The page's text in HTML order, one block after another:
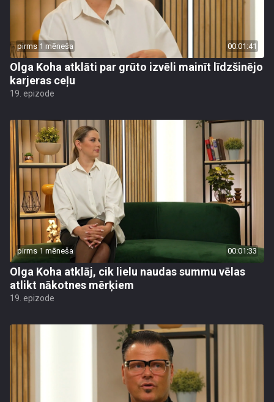
pirms 1 mēneša 00:01:41
Olga Koha atklāti par grūto izvēli mainīt līdzšinējo
karjeras ceļu
19. epizode
pirms 1 mēneša 00:01:33
Olga Koha atklāj, cik lielu naudas summu vēlas
atlikt nākotnes mērķiem
19. epizode